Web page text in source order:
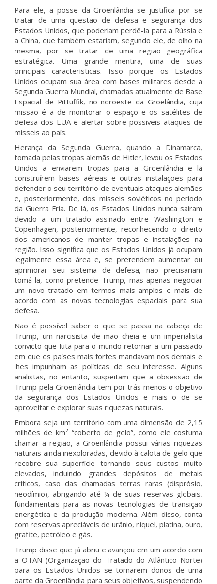
Para ele, a posse da Groenlândia se justifica por se
tratar de uma questão de defesa e segurança dos
Estados Unidos, que poderiam perdê-la para a Rússia e
a China, que também estariam, segundo ele, de olho na
mesma, por se tratar de uma região geográfica
estratégica. Uma grande mentira, uma de suas
principais características. Isso porque os Estados
Unidos ocupam sua área com bases militares desde a
Segunda Guerra Mundial, chamadas atualmente de Base
Espacial de Pittuffik, no noroeste da Groelândia, cuja
missão é a de monitorar o espaço e os satélites de
defesa dos EUA e alertar sobre possíveis ataques de
mísseis ao país.
Herança da Segunda Guerra, quando a Dinamarca,
tomada pelas tropas alemãs de Hitler, levou os Estados
Unidos a enviarem tropas para a Groenlândia e lá
construírem bases aéreas e outras instalações para
defender o seu território de eventuais ataques alemães
e, posteriormente, dos mísseis soviéticos no período
da Guerra Fria. De lá, os Estados Unidos nunca saíram
devido a um tratado assinado entre Washington e
Copenhagen, posteriormente, reconhecendo o direito
dos americanos de manter tropas e instalações na
região. Isso significa que os Estados Unidos já ocupam
legalmente essa área e, se pretendem aumentar ou
aprimorar seu sistema de defesa, não precisariam
tomá-la, como pretende Trump, mas apenas negociar
um novo tratado em termos mais amplos e mais de
acordo com as novas tecnologias espaciais para sua
defesa.
Não é possível saber o que se passa na cabeça de
Trump, um narcisista de mão cheia e um imperialista
convicto que luta para o mundo retornar a um passado
em que os países mais fortes mandavam nos demais e
lhes impunham as políticas de seu interesse. Alguns
analistas, no entanto, suspeitam que a obsessão de
Trump pela Groenlândia tem por trás menos o objetivo
da segurança dos Estados Unidos e mais o de se
aproveitar e explorar suas riquezas naturais.
Embora seja um território com uma dimensão de 2,15
milhões de km² “coberto de gelo”, como ele costuma
chamar a região, a Groenlândia possui várias riquezas
naturais ainda inexploradas, devido à calota de gelo que
recobre sua superfície tornando seus custos muito
elevados, incluindo grandes depósitos de metais
críticos, caso das chamadas terras raras (disprósio,
neodímio), abrigando até ¼ de suas reservas globais,
fundamentais para as novas tecnologias de transição
energética e da produção moderna. Além disso, conta
com reservas apreciáveis de urânio, níquel, platina, ouro,
grafite, petróleo e gás.
Trump disse que já abriu e avançou em um acordo com
a OTAN (Organização do Tratado do Atlântico Norte)
para os Estados Unidos se tornarem donos de uma
parte da Groenlândia para seus objetivos, suspendendo